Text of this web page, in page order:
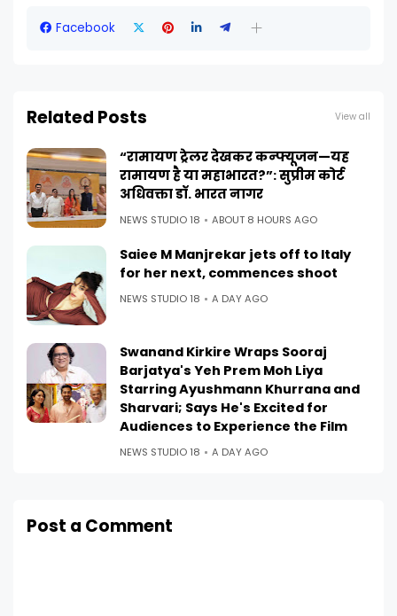
Facebook
Related Posts View all
“रामायण ट्रेलर देखकर कन्फ्यूजन—यह
रामायण है या महाभारत?”: सुप्रीम कोर्ट
अधिवक्ता डॉ. भारत नागर
NEWS STUDIO 18 ABOUT 8 HOURS AGO
Saiee M Manjrekar jets off to Italy
for her next, commences shoot
NEWS STUDIO 18 A DAY AGO
Swanand Kirkire Wraps Sooraj
Barjatya's Yeh Prem Moh Liya
Starring Ayushmann Khurrana and
Sharvari; Says He's Excited for
Audiences to Experience the Film
NEWS STUDIO 18 A DAY AGO
Post a Comment